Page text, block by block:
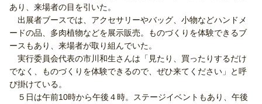
あり、来場者の目を引いた。
出展者ブースでは、アクセサリーやバッグ、小物などハンドメ
ードの品、多肉植物などを展示販売。ものづくりを体験できるブ
ースもあり、来場者が取り組んでいた。
実行委員会代表の市川和生さんは「見たり、買ったりするだけ
でなく、ものづくりを体験できるので、ぜひ来てください」と呼
び掛けている。
５日は午前10時から午後４時。ステージイベントもあり、午後